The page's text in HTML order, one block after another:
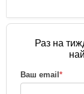
Раз на
Ваш email *